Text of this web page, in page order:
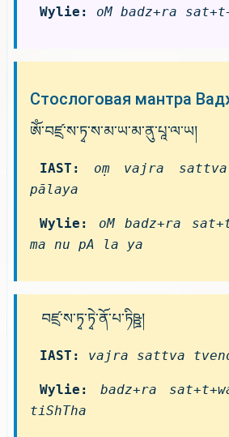
Wylie: oM badz+ra
Стослоговая мантра
ཨོཾ་བཛྲ་ས་ཏྭ་ས་མ་ཡ་མ་ནུ་པཱ་ལ་ཡ།
IAST:
oṃ vajra sattva
pālaya
Wylie:
oM badz+ra
ma nu pA la ya
བཛྲ་ས་ཏྭ་ཏྭེ་ནོ་པ་ཏིཥྛ།
IAST: vajra sattva
Wylie:
badz+ra
tiShTha